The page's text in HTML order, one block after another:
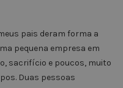
pais deram forma a
pequena empresa em
sacrifício e poucos, muito
Duas pessoas